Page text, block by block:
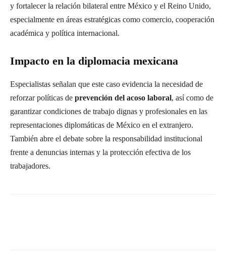
y fortalecer la relación bilateral entre México y el Reino Unido,
especialmente en áreas estratégicas como comercio, cooperación
académica y política internacional.
Impacto en la diplomacia mexicana
Especialistas señalan que este caso evidencia la necesidad de
reforzar políticas de prevención del acoso laboral, así como de
garantizar condiciones de trabajo dignas y profesionales en las
representaciones diplomáticas de México en el extranjero.
También abre el debate sobre la responsabilidad institucional
frente a denuncias internas y la protección efectiva de los
trabajadores.